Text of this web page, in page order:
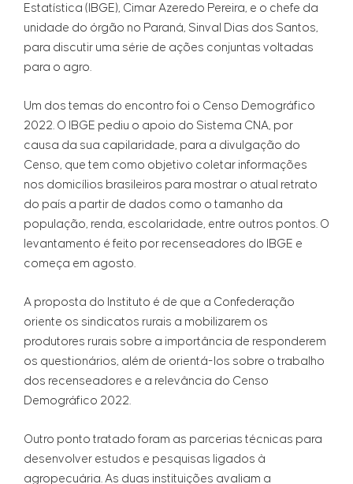
Estatística (IBGE), Cimar Azeredo Pereira, e o chefe da
unidade do órgão no Paraná, Sinval Dias dos Santos,
para discutir uma série de ações conjuntas voltadas
para o agro.
Um dos temas do encontro foi o Censo Demográfico
2022. O IBGE pediu o apoio do Sistema CNA, por
causa da sua capilaridade, para a divulgação do
Censo, que tem como objetivo coletar informações
nos domicílios brasileiros para mostrar o atual retrato
do país a partir de dados como o tamanho da
população, renda, escolaridade, entre outros pontos. O
levantamento é feito por recenseadores do IBGE e
começa em agosto.
A proposta do Instituto é de que a Confederação
oriente os sindicatos rurais a mobilizarem os
produtores rurais sobre a importância de responderem
os questionários, além de orientá-los sobre o trabalho
dos recenseadores e a relevância do Censo
Demográfico 2022.
Outro ponto tratado foram as parcerias técnicas para
desenvolver estudos e pesquisas ligados à
agropecuária. As duas instituições avaliam a